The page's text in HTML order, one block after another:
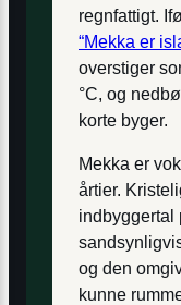
regnfattigt.
“Mekka er
overstiger
°C, og
korte byger.
Mekka er
årtier.
indbyggertal
og den
kunne